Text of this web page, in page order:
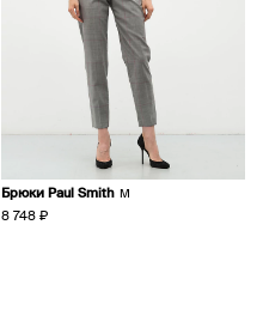
Брюки Paul Smith M
8 748 ₽